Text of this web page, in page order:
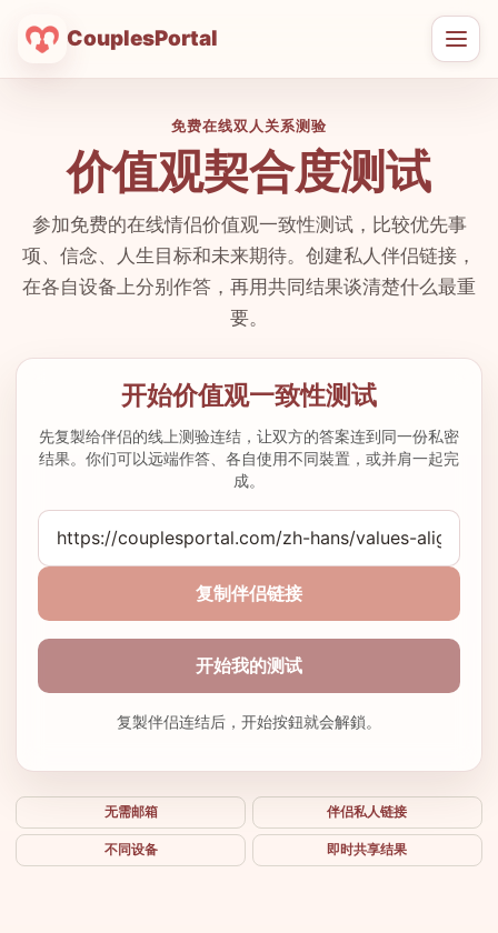
CouplesPortal
打
开
免费在线双人关系测验
价值观契合度测试
参加免费的在线情侣价值观一致性测试，比较优先事
项、信念、人生目标和未来期待。创建私人伴侣链接，
在各自设备上分别作答，再用共同结果谈清楚什么最重
要。
开始价值观一致性测试
先复製给伴侣的线上测验连结，让双方的答案连到同一份私密
结果。你们可以远端作答、各自使用不同裝置，或并肩一起完
成。
复制伴侣链接
开始我的测试
复製伴侣连结后，开始按鈕就会解鎖。
无需邮箱 伴侣私人链接
不同设备 即时共享结果